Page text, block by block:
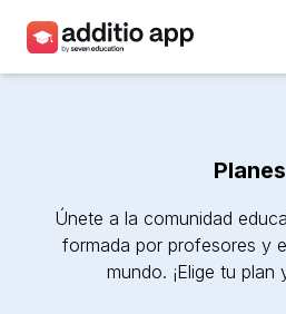
Planes
Planes
Únete a la comunidad
formada por profesores y
mundo. ¡Elige tu plan